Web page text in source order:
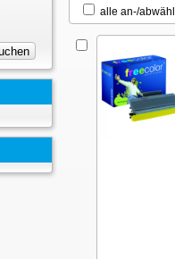
alle an-/